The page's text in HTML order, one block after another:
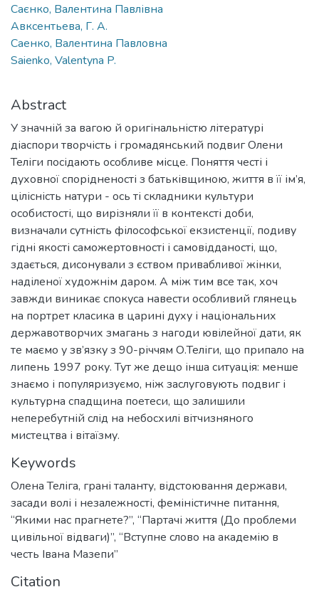
Саєнко, Валентина Павлівна
Авксентьева, Г. А.
Саенко, Валентина Павловна
Saienko, Valentyna P.
Abstract
У значній за вагою й оригінальністю літературі
діаспори творчість і громадянський подвиг Олени
Теліги посідають особливе місце. Поняття честі і
духовної спорідненості з батьківщиною, життя в її ім’я,
цілісність натури - ось ті складники культури
особистості, що вирізняли її в контексті доби,
визначали сутність філософської екзистенції, подиву
гідні якості саможертовності і самовідданості, що,
здається, дисонували з єством привабливої жінки,
наділеної художнім даром. А між тим все так, хоч
завжди виникає спокуса навести особливий глянець
на портрет класика в царині духу і національних
державотворчих змагань з нагоди ювілейної дати, як
те маємо у зв’язку з 90-річчям О.Теліги, що припало на
липень 1997 року. Тут же дещо інша ситуація: менше
знаємо і популяризуємо, ніж заслуговують подвиг і
культурна спадщина поетеси, що залишили
неперебутній слід на небосхилі вітчизняного
мистецтва і вітаїзму.
Keywords
Олена Теліга, грані таланту, відстоювання держави,
засади волі і незалежності, феміністичне питання,
“Якими нас прагнете?”, “Партачі життя (До проблеми
цивільної відваги)”, “Вступне слово на академію в
честь Івана Мазепи”
Citation